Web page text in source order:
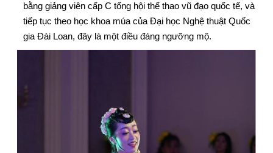
bằng giảng viên cấp C tổng hội thể thao vũ đạo quốc tế, và
tiếp tục theo học khoa múa của Đại học Nghệ thuật Quốc
gia Đài Loan, đây là một điều đáng ngưỡng mộ.